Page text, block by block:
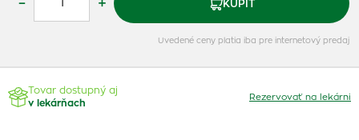
– + KÚPIŤ
Uvedené ceny platia iba pre internetový predaj
Tovar dostupný aj
v lekárňach
Rezervovať na lekárni